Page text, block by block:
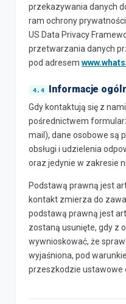
przekazywania danych
ram ochrony prywatności
US Data Privacy
przetwarzania danych
pod adresem
Informacje
Gdy kontaktują się z
pośrednictwem
mail), dane osobowe są
obsługi i udzielenia
oraz jedynie w zakresie
Podstawą prawną jest
kontakt zmierza do
podstawą prawną jest
zostaną usunięte, gdy z
wywnioskować, że
wyjaśniona, pod
przeszkodzie ustawowe